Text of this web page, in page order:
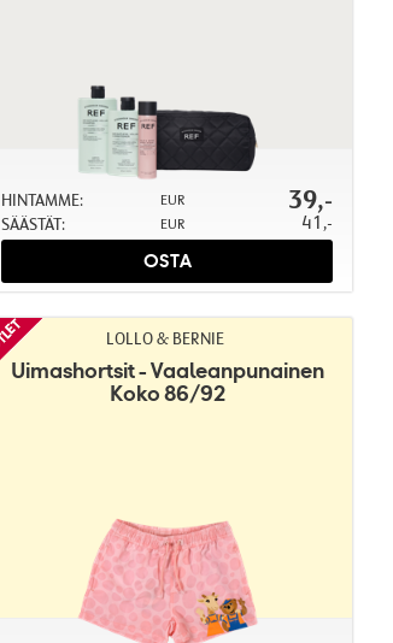
HINTAMME: EUR 39,-
SÄÄSTÄT: EUR 41,-
OSTA
LOLLO & BERNIE
Uimashortsit - Vaaleanpunainen
Koko 86/92